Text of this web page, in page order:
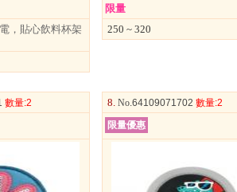
，貼心飲料杯架
限量
250 ~ 320
數量:2
8. No.64109071702 數量:2
限量優惠